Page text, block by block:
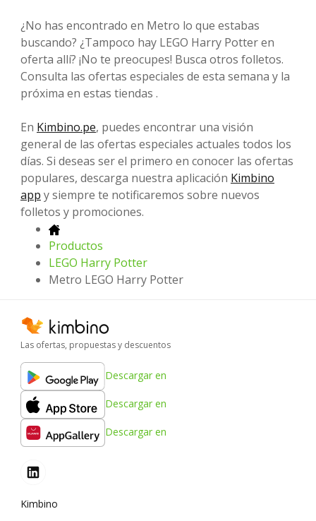
¿No has encontrado en Metro lo que estabas
buscando? ¿Tampoco hay LEGO Harry Potter en
oferta allí? ¡No te preocupes! Busca otros folletos.
Consulta las ofertas especiales de esta semana y la
próxima en estas tiendas .
En Kimbino.pe, puedes encontrar una visión
general de las ofertas especiales actuales todos los
días. Si deseas ser el primero en conocer las ofertas
populares, descarga nuestra aplicación Kimbino
app y siempre te notificaremos sobre nuevos
folletos y promociones.
Productos
LEGO Harry Potter
Metro LEGO Harry Potter
Las ofertas, propuestas y descuentos
Descargar en
Descargar en
Descargar en
Kimbino